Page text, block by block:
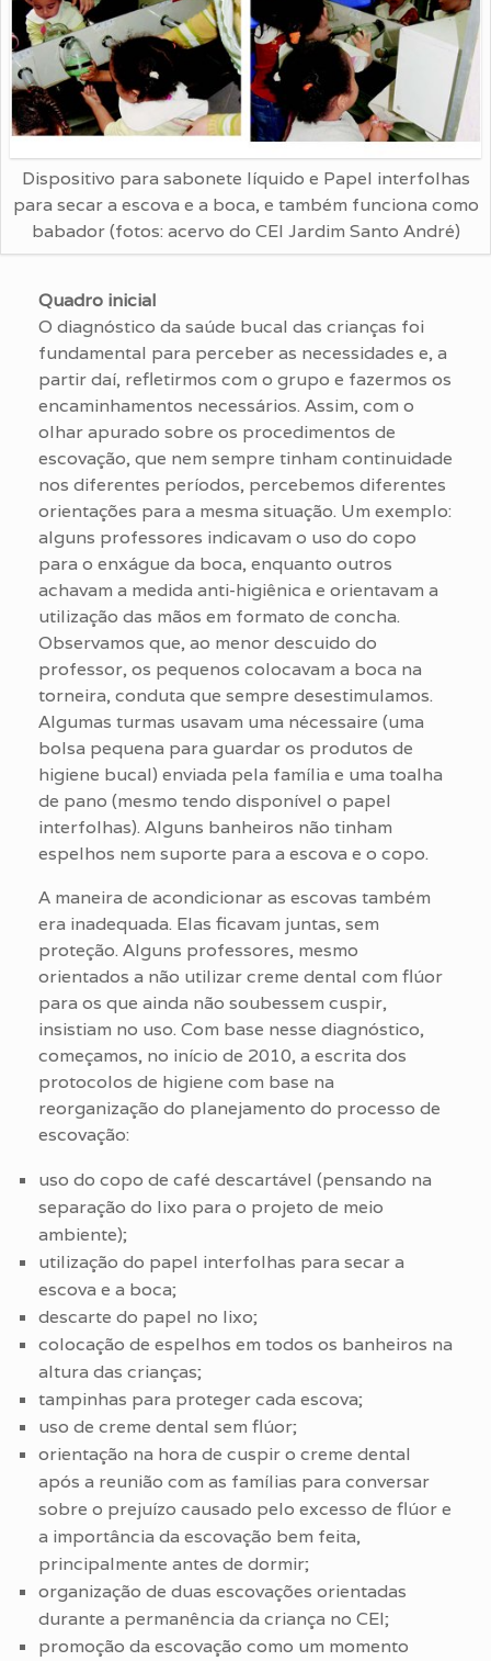
Dispositivo para sabonete líquido e Papel interfolhas
para secar a escova e a boca, e também funciona como
babador (fotos: acervo do CEI Jardim Santo André)
Quadro inicial
O diagnóstico da saúde bucal das crianças foi
fundamental para perceber as necessidades e, a
partir daí, refletirmos com o grupo e fazermos os
encaminhamentos necessários. Assim, com o
olhar apurado sobre os procedimentos de
escovação, que nem sempre tinham continuidade
nos diferentes períodos, percebemos diferentes
orientações para a mesma situação. Um exemplo:
alguns professores indicavam o uso do copo
para o enxágue da boca, enquanto outros
achavam a medida anti-higiênica e orientavam a
utilização das mãos em formato de concha.
Observamos que, ao menor descuido do
professor, os pequenos colocavam a boca na
torneira, conduta que sempre desestimulamos.
Algumas turmas usavam uma nécessaire (uma
bolsa pequena para guardar os produtos de
higiene bucal) enviada pela família e uma toalha
de pano (mesmo tendo disponível o papel
interfolhas). Alguns banheiros não tinham
espelhos nem suporte para a escova e o copo.
A maneira de acondicionar as escovas também
era inadequada. Elas ficavam juntas, sem
proteção. Alguns professores, mesmo
orientados a não utilizar creme dental com flúor
para os que ainda não soubessem cuspir,
insistiam no uso. Com base nesse diagnóstico,
começamos, no início de 2010, a escrita dos
protocolos de higiene com base na
reorganização do planejamento do processo de
escovação:
uso do copo de café descartável (pensando na
separação do lixo para o projeto de meio
ambiente);
utilização do papel interfolhas para secar a
escova e a boca;
descarte do papel no lixo;
colocação de espelhos em todos os banheiros na
altura das crianças;
tampinhas para proteger cada escova;
uso de creme dental sem flúor;
orientação na hora de cuspir o creme dental
após a reunião com as famílias para conversar
sobre o prejuízo causado pelo excesso de flúor e
a importância da escovação bem feita,
principalmente antes de dormir;
organização de duas escovações orientadas
durante a permanência da criança no CEI;
promoção da escovação como um momento